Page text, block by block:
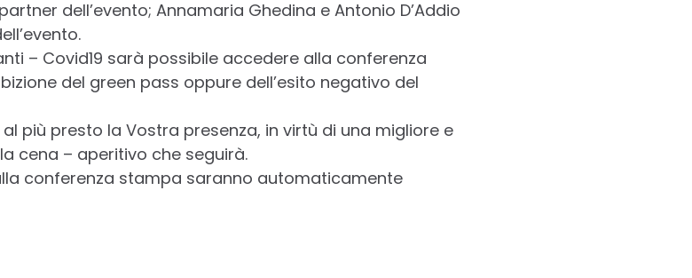
dell’evento; Annamaria Ghedina e Antonio D’Addio
– Covid19 sarà possibile accedere alla conferenza
del green pass oppure dell’esito negativo del
più presto la Vostra presenza, in virtù di una migliore e
cena – aperitivo che seguirà.
conferenza stampa saranno automaticamente